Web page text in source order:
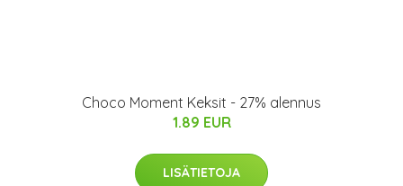
Choco Moment Keksit - 27% alennus
1.89 EUR
LISÄTIETOJA